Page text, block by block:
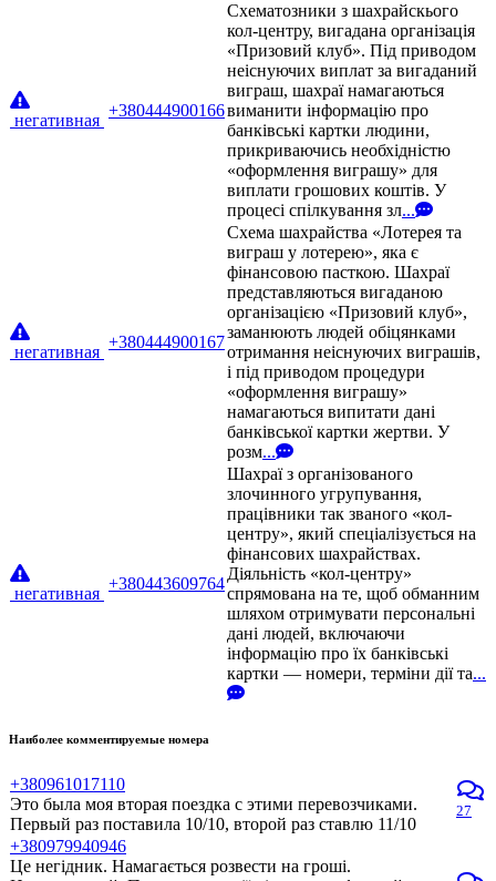
негативная
+380444900166
Схематозники з шахрайскього
кол-центру, вигадана організація
«Призовий клуб». Під приводом
неіснуючих виплат за вигаданий
виграш, шахраї намагаються
виманити інформацію про
банківські картки людини,
прикриваючись необхідністю
«оформлення виграшу» для
виплати грошових коштів. У
процесі спілкування зл...
негативная
+380444900167
Схема шахрайства «Лотерея та
виграш у лотерею», яка є
фінансовою пасткою. Шахраї
представляються вигаданою
організацією «Призовий клуб»,
заманюють людей обіцянками
отримання неіснуючих виграшів,
і під приводом процедури
«оформлення виграшу»
намагаються випитати дані
банківської картки жертви. У
розм...
негативная
+380443609764
Шахраї з організованого
злочинного угрупування,
працівники так званого «кол-
центру», який спеціалізується на
фінансових шахрайствах.
Діяльність «кол-центру»
спрямована на те, щоб обманним
шляхом отримувати персональні
дані людей, включаючи
інформацію про їх банківські
картки — номери, терміни дії та...
Наиболее комментируемые номера
+380961017110
Это была моя вторая поездка с этими перевозчиками.
Первый раз поставила 10/10, второй раз ставлю 11/10
27
+380979940946
Це негідник. Намагається розвести на гроші.